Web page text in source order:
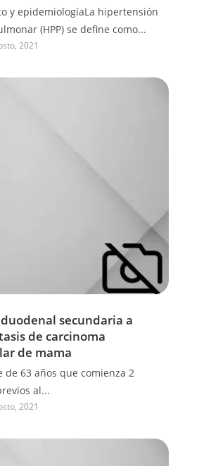
y epidemiologíaLa hipertensión
(HPP) se define como...
2021
secundaria a
de carcinoma
de mama
de 63 años que comienza 2
al...
2021